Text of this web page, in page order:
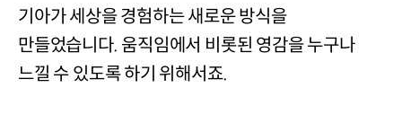
기아가 세상을 경험하는 새로운 방식을
만들었습니다. 움직임에서 비롯된 영감을 누구나
느낄 수 있도록 하기 위해서죠.